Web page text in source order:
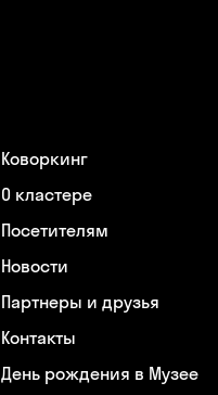
Коворкинг
О кластере
Посетителям
Новости
Партнеры и друзья
Контакты
День рождения в Музее